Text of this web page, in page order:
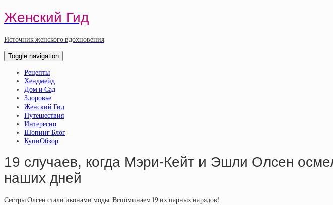
Женский Гид
Источник женского вдохновения
Toggle navigation
Рецепты
Хендмейд
Дом и Сад
Здоровье
Женский Гид
Путешествия
Интересно
Шопинг Блог
КупиОбзор
19 случаев, когда Мэри-Кейт и Эшли Олсен
наших дней
Сёстры Олсен стали иконами моды. Вспоминаем 19 их парных нарядов!